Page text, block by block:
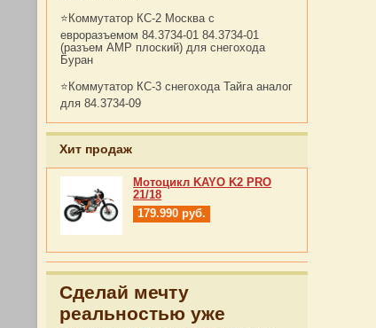
⭐Коммутатор КС-2 Москва с
евроразъемом 84.3734-01 84.3734-01
(разъем АМР плоский) для снегохода
Буран
⭐Коммутатор КС-3 снегохода Тайга аналог
для 84.3734-09
Хит продаж
Мотоцикл KAYO K2 PRO
21/18
179.990руб.
Сделай мечту
реальностью уже